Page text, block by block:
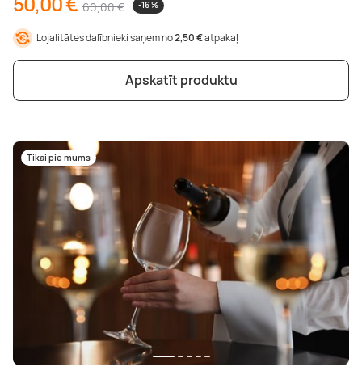
60,00 € -16 %
Lojalitātes dalībnieki saņem no2,50 €atpakaļ
Apskatīt produktu
Tikai pie mums